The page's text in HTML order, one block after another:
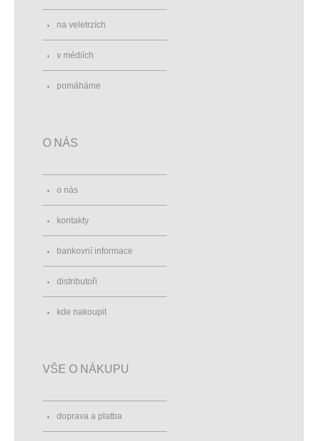
na veletrzích
v médiích
pomáháme
O NÁS
o nás
kontakty
bankovní informace
distributoři
kde nakoupit
VŠE O NÁKUPU
doprava a platba